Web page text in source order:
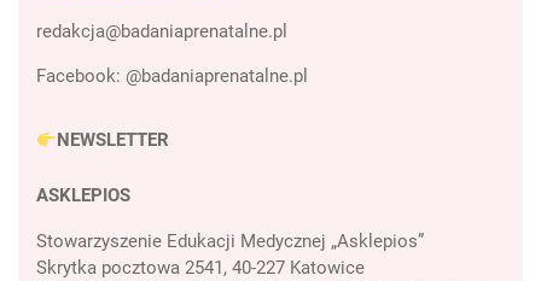
Facebook: @badaniaprenatalne.pl
NEWSLETTER
ASKLEPIOS
Stowarzyszenie Edukacji Medycznej „Asklepios”
Skrytka pocztowa 2541, 40-227 Katowice